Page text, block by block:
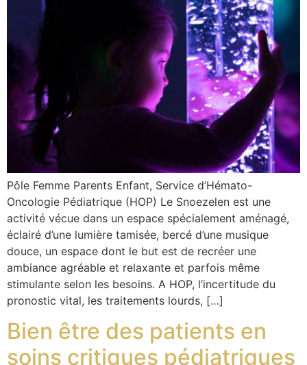
Pôle Femme Parents Enfant, Service d’Hémato-
Oncologie Pédiatrique (HOP) Le Snoezelen est une
activité vécue dans un espace spécialement aménagé,
éclairé d’une lumière tamisée, bercé d’une musique
douce, un espace dont le but est de recréer une
ambiance agréable et relaxante et parfois même
stimulante selon les besoins. A HOP, l’incertitude du
pronostic vital, les traitements lourds, […]
Bien être des patients en
soins critiques pédiatriques